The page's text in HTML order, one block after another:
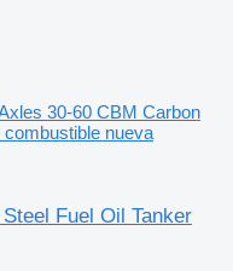
30-60 CBM Carbon
combustible nueva
Fuel Oil Tanker